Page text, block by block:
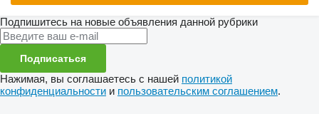
Подпишитесь на новые объявления данной рубрики
Подписаться
Нажимая, вы соглашаетесь с нашей политикой
конфиденциальности и пользовательским соглашением.